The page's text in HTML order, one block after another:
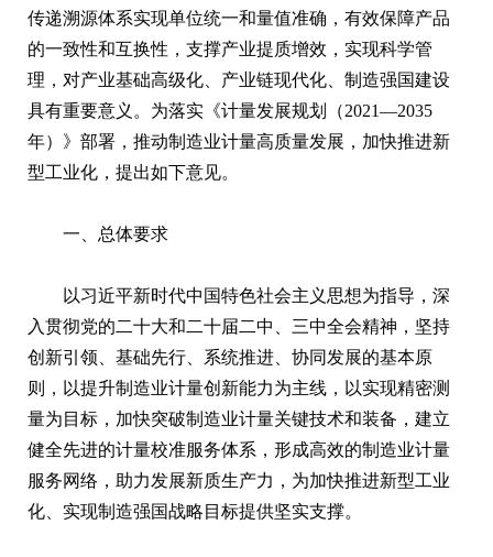
传递溯源体系实现单位统一和量值准确，有效保障产品
的一致性和互换性，支撑产业提质增效，实现科学管
理，对产业基础高级化、产业链现代化、制造强国建设
具有重要意义。为落实《计量发展规划（2021—2035
年）》部署，推动制造业计量高质量发展，加快推进新
型工业化，提出如下意见。
一、总体要求
以习近平新时代中国特色社会主义思想为指导，深
入贯彻党的二十大和二十届二中、三中全会精神，坚持
创新引领、基础先行、系统推进、协同发展的基本原
则，以提升制造业计量创新能力为主线，以实现精密测
量为目标，加快突破制造业计量关键技术和装备，建立
健全先进的计量校准服务体系，形成高效的制造业计量
服务网络，助力发展新质生产力，为加快推进新型工业
化、实现制造强国战略目标提供坚实支撑。